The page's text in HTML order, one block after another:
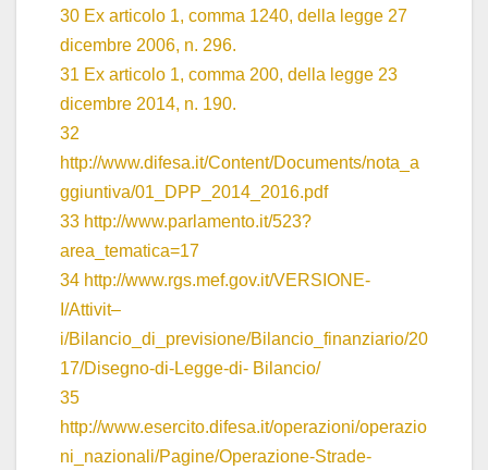
30 Ex articolo 1, comma 1240, della legge 27
dicembre 2006, n. 296.
31 Ex articolo 1, comma 200, della legge 23
dicembre 2014, n. 190.
32
http://www.difesa.it/Content/Documents/nota_a
ggiuntiva/01_DPP_2014_2016.pdf
33 http://www.parlamento.it/523?
area_tematica=17
34 http://www.rgs.mef.gov.it/VERSIONE-
I/Attivit–
i/Bilancio_di_previsione/Bilancio_finanziario/20
17/Disegno-di-Legge-di- Bilancio/
35
http://www.esercito.difesa.it/operazioni/operazio
ni_nazionali/Pagine/Operazione-Strade-